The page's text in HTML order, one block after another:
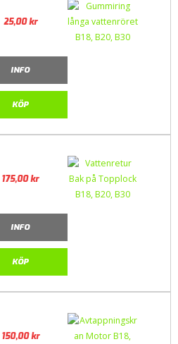
25,00kr
INFO
KÖP
175,00kr
INFO
KÖP
150,00kr